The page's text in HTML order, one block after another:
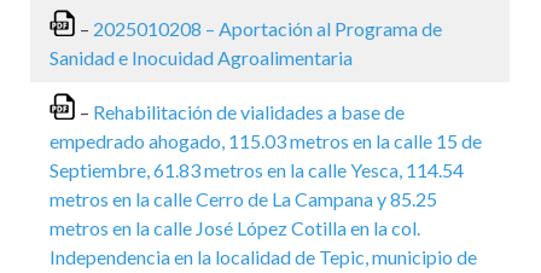
– 2025010208 – Aportación al Programa de
Sanidad e Inocuidad Agroalimentaria
– Rehabilitación de vialidades a base de
empedrado ahogado, 115.03 metros en la calle 15 de
Septiembre, 61.83 metros en la calle Yesca, 114.54
metros en la calle Cerro de La Campana y 85.25
metros en la calle José López Cotilla en la col.
Independencia en la localidad de Tepic, municipio de